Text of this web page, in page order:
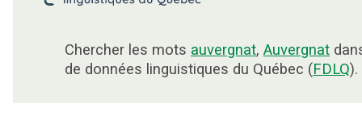
Chercher les mots auvergnat, Auvergnat
de données linguistiques du Québec (FDLQ).